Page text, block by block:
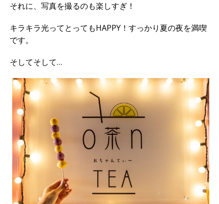
それに、写真を撮るのも楽しすぎ！
キラキラ光ってとってもHAPPY！すっかり夏の夜を満喫
です。
そしてそして…